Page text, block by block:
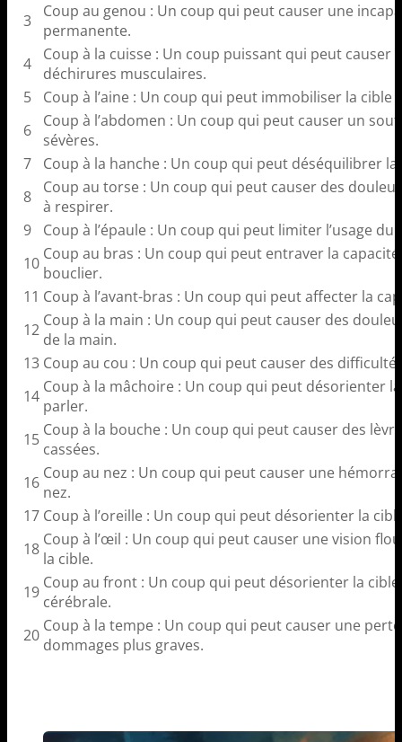
3
Coup au genou : Un coup qui peut causer une
permanente.
4
Coup à la cuisse : Un coup puissant qui peut causer
déchirures musculaires.
5
Coup à l’aine : Un coup qui peut immobiliser la cible
6
Coup à l’abdomen : Un coup qui peut causer un
sévères.
7
Coup à la hanche : Un coup qui peut déséquilibrer la
8
Coup au torse : Un coup qui peut causer des
à respirer.
9
Coup à l’épaule : Un coup qui peut limiter l’usage du
10 Coup au bras : Un coup qui peut entraver la
bouclier.
11 Coup à l’avant-bras : Un coup qui peut affecter la
12 Coup à la main : Un coup qui peut causer des
de la main.
13 Coup au cou : Un coup qui peut causer des
14 Coup à la mâchoire : Un coup qui peut désorienter
parler.
15 Coup à la bouche : Un coup qui peut causer des
cassées.
16 Coup au nez : Un coup qui peut causer une
nez.
17 Coup à l’oreille : Un coup qui peut désorienter la
18 Coup à l’œil : Un coup qui peut causer une vision
la cible.
19 Coup au front : Un coup qui peut désorienter la
cérébrale.
20 Coup à la tempe : Un coup qui peut causer une
dommages plus graves.